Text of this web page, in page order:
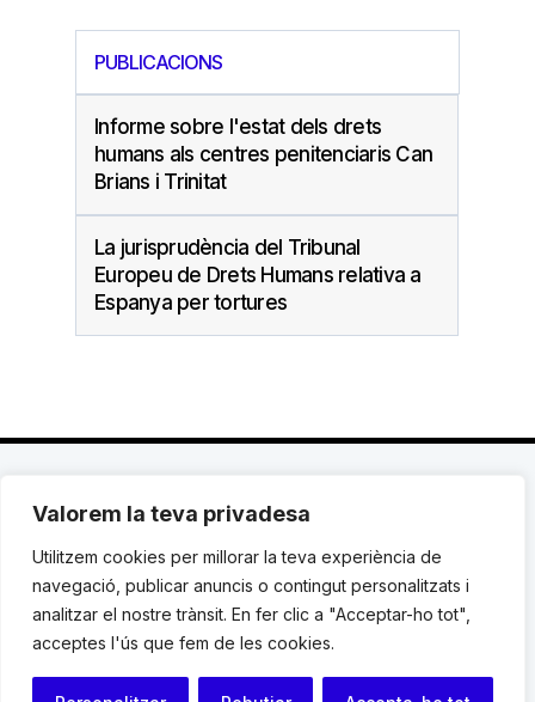
Valorem la teva privadesa
Utilitzem cookies per millorar la teva experiència de
navegació, publicar anuncis o contingut personalitzats i
analitzar el nostre trànsit. En fer clic a "Acceptar-ho tot",
acceptes l'ús que fem de les cookies.
PUBLICACIONS
Informe sobre l'estat dels drets
humans als centres penitenciaris Can
Brians i Trinitat
La jurisprudència del Tribunal
Europeu de Drets Humans relativa a
Espanya per tortures
C. Avinyó 44, 2n | 08002 Barcelona |
119 03 72|institut@idhc.org
© Institut de Drets Humans de Catalunya.
Avis legal|Cookies|Contacte